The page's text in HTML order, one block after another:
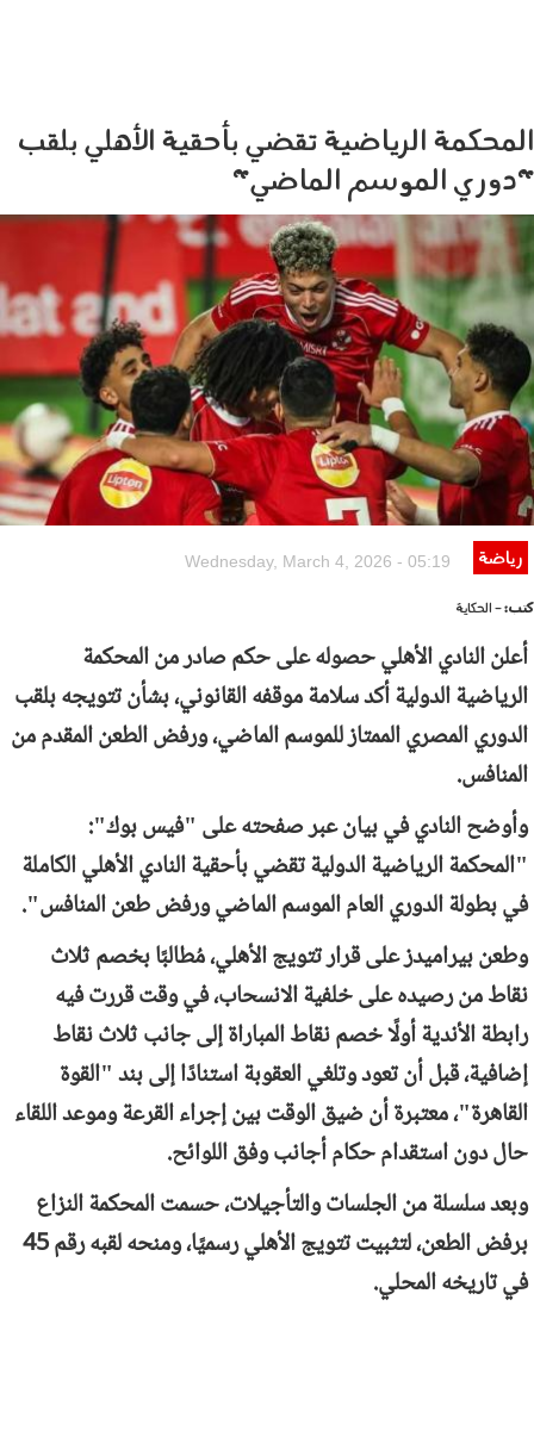
المحكمة الرياضية تقضي بأحقية الأهلي بلقب
"دوري الموسم الماضي"
040302.jpg
رياضة Wednesday, March 4, 2026 - 05:19
كتب:- الحكاية
أعلن النادي الأهلي حصوله على حكم صادر من المحكمة
الرياضية الدولية أكد سلامة موقفه القانوني، بشأن تتويجه بلقب
الدوري المصري الممتاز للموسم الماضي، ورفض الطعن المقدم من
المنافس.
وأوضح النادي في بيان عبر صفحته على "فيس بوك":
"المحكمة الرياضية الدولية تقضي بأحقية النادي الأهلي الكاملة
في بطولة الدوري العام الموسم الماضي ورفض طعن المنافس".
وطعن بيراميدز على قرار تتويج الأهلي، مُطالبًا بخصم ثلاث
نقاط من رصيده على خلفية الانسحاب، في وقت قررت فيه
رابطة الأندية أولًا خصم نقاط المباراة إلى جانب ثلاث نقاط
إضافية، قبل أن تعود وتلغي العقوبة استنادًا إلى بند "القوة
القاهرة"، معتبرة أن ضيق الوقت بين إجراء القرعة وموعد اللقاء
حال دون استقدام حكام أجانب وفق اللوائح.
وبعد سلسلة من الجلسات والتأجيلات، حسمت المحكمة النزاع
برفض الطعن، لتثبيت تتويج الأهلي رسميًا، ومنحه لقبه رقم 45
في تاريخه المحلي.